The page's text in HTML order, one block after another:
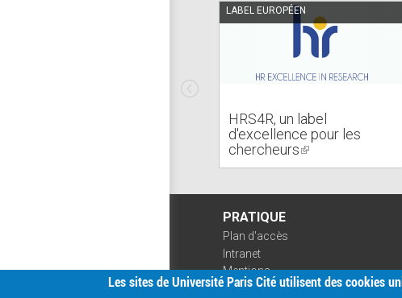
LABEL EUROPÉEN
HRS4R, un label
d'excellence pour les
chercheurs(link
is
PRATIQUE
Plan d'accès
Intranet
Mentions
légales
Les sites de Université Paris Cité utilisent des cookies